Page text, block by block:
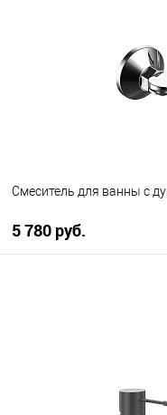
Смеситель для ванны с
5 780 руб.